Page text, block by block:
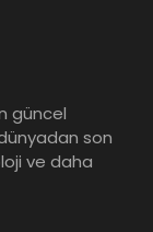
güncel
son
ve daha